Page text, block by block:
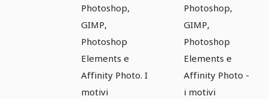
7
Photoshop,
GIMP,
Photoshop
Elements e
Affinity Photo. I
motivi
8.
Photoshop,
GIMP,
Photoshop
Elements e
Affinity Photo -
i motivi